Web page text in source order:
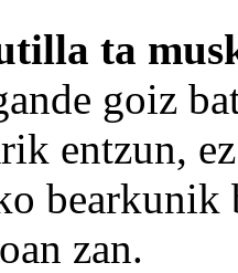
ta
goiz
entzun,
bearkunik
zan.